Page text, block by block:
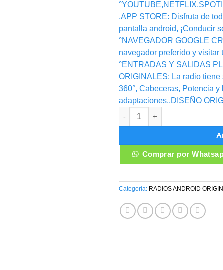
,APP STORE: Disfruta de
pantalla android, ¡Conducir
°NAVEGADOR GOOGLE
navegador preferido y visitar
°ENTRADAS Y SALIDAS
ORIGINALES: La radio
360°, Cabeceras, Potencia
adaptaciones..DISEÑO
RADIO ANDROID BMW
Comprar por
Categoría: RADIOS ANDROID